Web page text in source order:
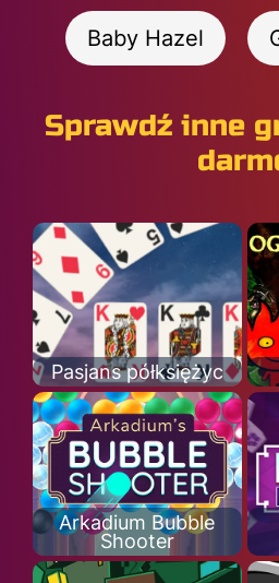
Baby Hazel
Sprawdź inne
Pasjans półksiężyc
Arkadium Bubble
Shooter